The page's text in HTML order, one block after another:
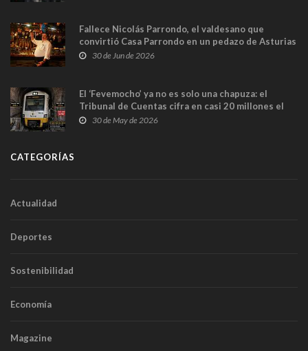
Fallece Nicolás Parrondo, el valdesano que
convirtió Casa Parrondo en un pedazo de Asturias
en Madrid
30 de Jun de 2026
El ‘Fevemocho’ ya no es solo una chapuza: el
Tribunal de Cuentas cifra en casi 20 millones el
sobrecoste de los trenes que no cabían por los
30 de May de 2026
CATEGORÍAS
Actualidad
Deportes
Sostenibilidad
Economía
Magazine